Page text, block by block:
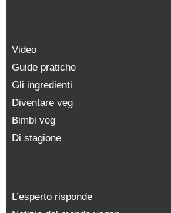
Video
Guide pratiche
Gli ingredienti
Diventare veg
Bimbi veg
Di stagione
L’esperto risponde